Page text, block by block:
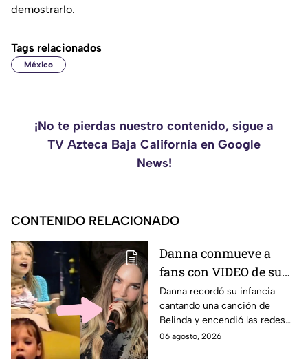
demostrarlo.
Tags relacionados
México
¡No te pierdas nuestro contenido, sigue a
TV Azteca Baja California en Google
News!
CONTENIDO RELACIONADO
Danna conmueve a
fans con VIDEO de su
infancia cantando una
canción de Belinda y
estrena adelanto de ‘La
dolce vita’
Danna recordó su infancia
cantando una canción de
Belinda y encendió las redes
antes del estreno de su
06 agosto, 2026